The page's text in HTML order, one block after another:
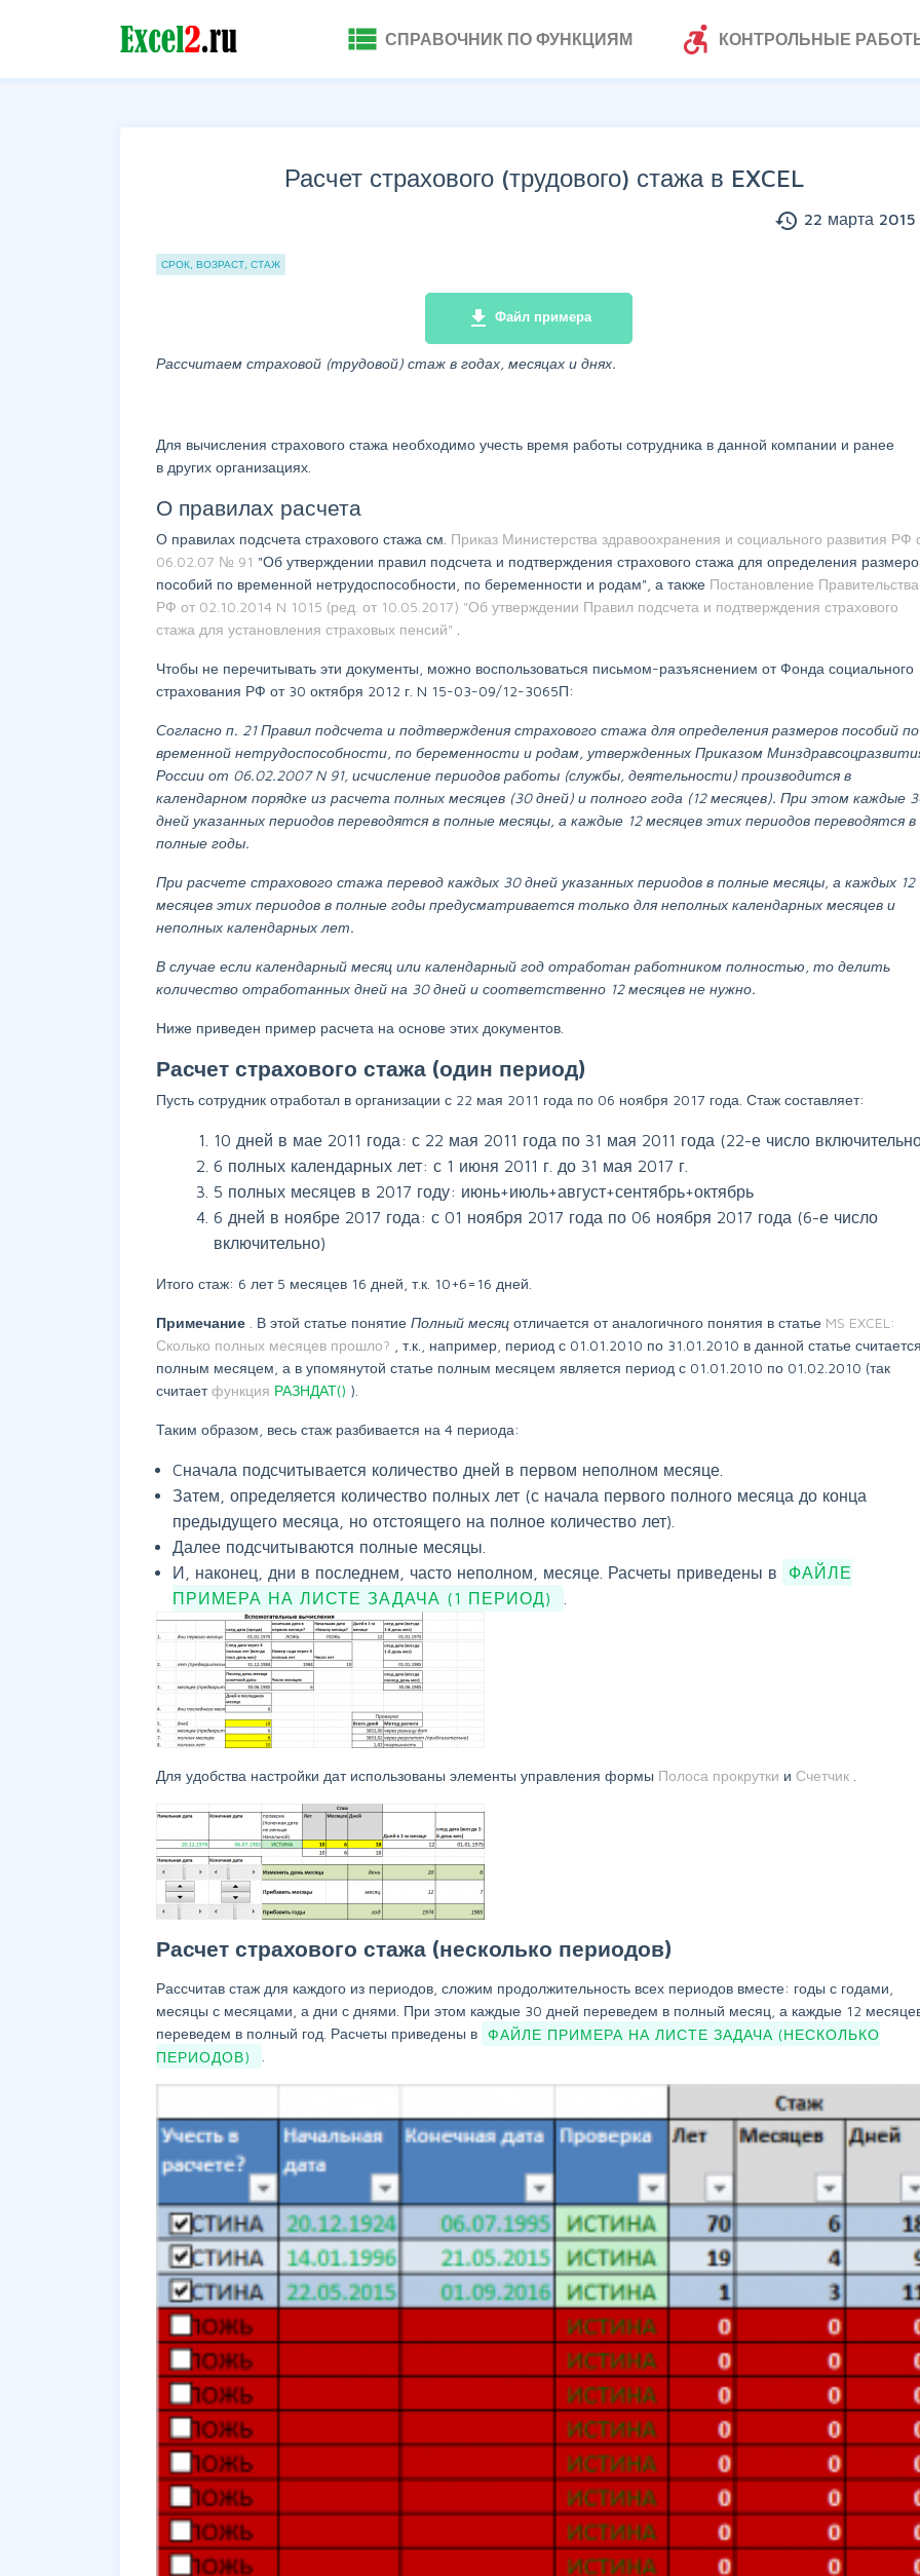
view_list СПРАВОЧНИК ПО ФУНКЦИЯМ accessible_forward КОНТРОЛЬНЫЕ
Расчет страхового (трудового) стажа в EXCEL
history 22 марта 2015
Группы статей
СРОК, ВОЗРАСТ, СТАЖ
file_download Файл примера
Рассчитаем страховой (трудовой) стаж в годах, месяцах и днях.
Для вычисления страхового стажа необходимо учесть время работы сотрудника в данной компании и ранее
в других организациях.
О правилах расчета
О правилах подсчета страхового стажа см. Приказ Министерства здравоохранения и социального развития РФ
06.02.07 № 91 "Об утверждении правил подсчета и подтверждения страхового стажа для определения
пособий по временной нетрудоспособности, по беременности и родам", а также Постановление Правительства
РФ от 02.10.2014 N 1015 (ред. от 10.05.2017) "Об утверждении Правил подсчета и подтверждения страхового
стажа для установления страховых пенсий"
Чтобы не перечитывать эти документы, можно воспользоваться письмом-разъяснением от Фонда социального
страхования РФ от 30 октября 2012 г. N 15-03-09/12-3065П:
Согласно п. 21 Правил подсчета и подтверждения страхового стажа для определения размеров пособий по
временной нетрудоспособности, по беременности и родам, утвержденных Приказом
России от 06.02.2007 N 91, исчисление периодов работы (службы, деятельности) производится в
календарном порядке из расчета полных месяцев (30 дней) и полного года (12 месяцев). При этом каждые
дней указанных периодов переводятся в полные месяцы, а каждые 12 месяцев этих периодов переводятся в
полные годы.
При расчете страхового стажа перевод каждых 30 дней указанных периодов в полные месяцы, а каждых 12
месяцев этих периодов в полные годы предусматривается только для неполных календарных месяцев и
неполных календарных лет.
В случае если календарный месяц или календарный год отработан работником полностью, то делить
количество отработанных дней на 30 дней и соответственно 12 месяцев не нужно.
Ниже приведен пример расчета на основе этих документов.
Расчет страхового стажа (один период)
Пусть сотрудник отработал в организации с 22 мая 2011 года по 06 ноября 2017 года. Стаж составляет:
10 дней в мае 2011 года: с 22 мая 2011 года по 31 мая 2011 года (22-е число
6 полных календарных лет: с 1 июня 2011 г. до 31 мая 2017 г.
5 полных месяцев в 2017 году: июнь+июль+август+сентябрь+октябрь
6 дней в ноябре 2017 года: с 01 ноября 2017 года по 06 ноября 2017 года (6-е число
включительно)
Итого стаж: 6 лет 5 месяцев 16 дней, т.к. 10+6=16 дней.
Примечание . В этой статье понятие Полный месяц отличается от аналогичного понятия в статье MS EXCEL:
Сколько полных месяцев прошло?
, т.к., например, период с 01.01.2010 по 31.01.2010 в данной статье
полным месяцем, а в упомянутой статье полным месяцем является период с 01.01.2010 по 01.02.2010 (так
считаетфункция РАЗНДАТ() ).
Таким образом, весь стаж разбивается на 4 периода:
Cначала подсчитывается количество дней в первом неполном месяце.
Затем, определяется количество полных лет (с начала первого полного месяца до конца
предыдущего месяца, но отстоящего на полное количество лет).
Далее подсчитываются полные месяцы.
И, наконец, дни в последнем, часто неполном, месяце. Расчеты приведены в
ФАЙЛЕ
ПРИМЕРА НА ЛИСТЕ ЗАДАЧА (1 ПЕРИОД)
Для удобства настройки дат использованы элементы управления формы Полоса прокрутки и Счетчик
Расчет страхового стажа (несколько периодов)
Рассчитав стаж для каждого из периодов, сложим продолжительность всех периодов вместе: годы с годами,
месяцы с месяцами, а дни с днями. При этом каждые 30 дней переведем в полный месяц, а каждые 12
переведем в полный год. Расчеты приведены в ФАЙЛЕ ПРИМЕРА НА ЛИСТЕ ЗАДАЧА (НЕСКОЛЬКО
ПЕРИОДОВ)